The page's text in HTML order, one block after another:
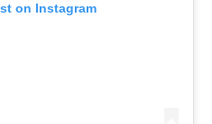
on Instagram